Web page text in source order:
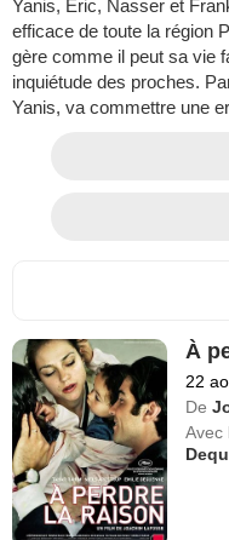
Yanis, Eric, Nasser et
efficace de toute la région
gère comme il peut sa vie
inquiétude des proches.
Yanis, va commettre une
À
22
De
Avec